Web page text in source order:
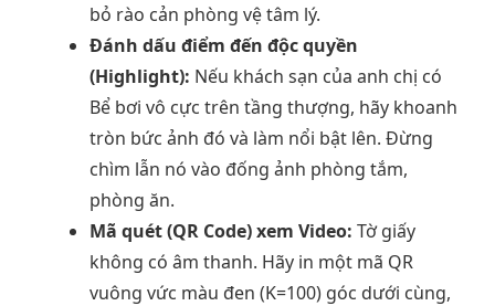
bỏ rào cản phòng vệ tâm lý.
Đánh dấu điểm đến độc quyền
(Highlight): Nếu khách sạn của anh chị có
Bể bơi vô cực trên tầng thượng, hãy khoanh
tròn bức ảnh đó và làm nổi bật lên. Đừng
chìm lẫn nó vào đống ảnh phòng tắm,
phòng ăn.
Mã quét (QR Code) xem Video: Tờ giấy
không có âm thanh. Hãy in một mã QR
vuông vức màu đen (K=100) góc dưới cùng,